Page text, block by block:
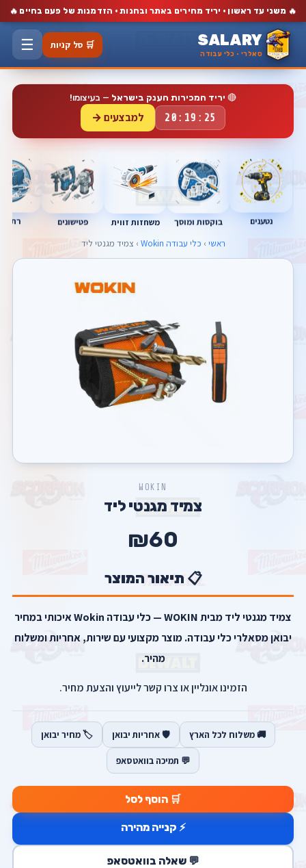
🔥 משני עד ראשון · יריד מחירים באתר ובחנות · הזדמנות של פעם בחיים🔥
SALARY
סאלרי · כלי עבודה
🛒 סל קניות ☰
🔴 יריד המכירות הענק בישראל — בעיצומו!
20:19:25 למבצעים →
נטענים בוקסות ומוסך משחזות זווית פטישונים
ראשי › כלי עבודה Wokin › צמיד מגנטי ליד
WOKIN
צמיד מגנטי ליד
₪60
📋 תיאור המוצר
צמיד מגנטי ליד מבית WOKIN — כלי עבודה Wokin איכותי במחיר
יבואן מסאלרי כלי עבודה. מוצר מקצועי עם שירות, אחריות ומשלוח
מהיר.
הזמינו אונליין או צרו קשר לייעוץ והצעת מחיר.
🚚 משלוח לכל הארץ 🛡️ אחריות יבואן 🏷️ מחיר יבואן
💬 תמיכה בוואטסאפ
🛒 הוסף לסל
⚡ קנייה מהירה
💬 שאלה בוואטסאפ